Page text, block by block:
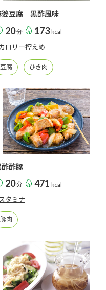
鍋用調味料
たれ
中華
レモン果汁
Fibee
ジアム）
婆豆腐 黒酢風味
20分 173 kcal
ロリー控えめ
豆腐 ひき肉
酢酢豚
20分 471 kcal
タミナ
豚肉